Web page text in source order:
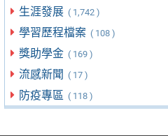
生涯發展 ( 1,742 )
學習歷程檔案 ( 108 )
獎助學金 ( 169 )
流感新聞 ( 17 )
防疫專區 ( 118 )